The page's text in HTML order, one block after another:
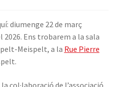
diumenge 22 de març
Ens trobarem a la sala
Meispelt, a la Rue Pierre
col·laboració de l’associació